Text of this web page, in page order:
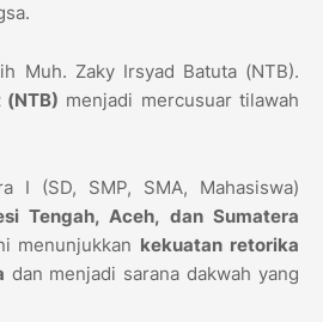
Muh. Zaky Irsyad Batuta (NTB).
(NTB) menjadi mercusuar tilawah
I (SD, SMP, SMA, Mahasiswa)
Tengah, Aceh, dan Sumatera
menunjukkan kekuatan retorika
dan menjadi sarana dakwah yang